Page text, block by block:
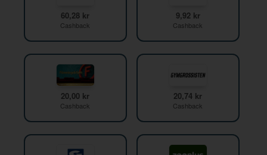
60,28 kr
Cashback
9,92 kr
Cashback
20,00 kr
Cashback
20,74 kr
Cashback